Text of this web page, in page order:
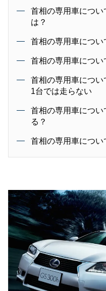
首相の専用車につい
は？
首相の専用車につい
首相の専用車につい
首相の専用車につ
1台では走らない
首相の専用車につい
る？
首相の専用車につ